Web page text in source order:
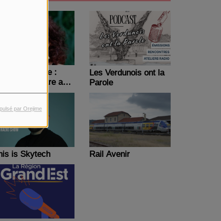
par Orejime
massage :
bien-être au
Les Verdunois ont la
Parole
is Skytech Rail Avenir